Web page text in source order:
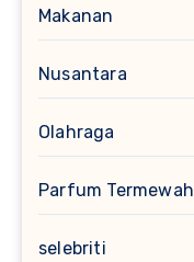
Makanan
Nusantara
Olahraga
Parfum Termewah
selebriti